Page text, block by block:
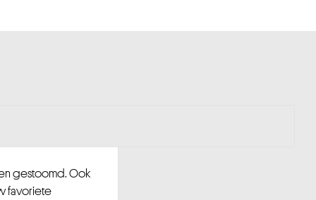
gestoomd. Ook
favoriete